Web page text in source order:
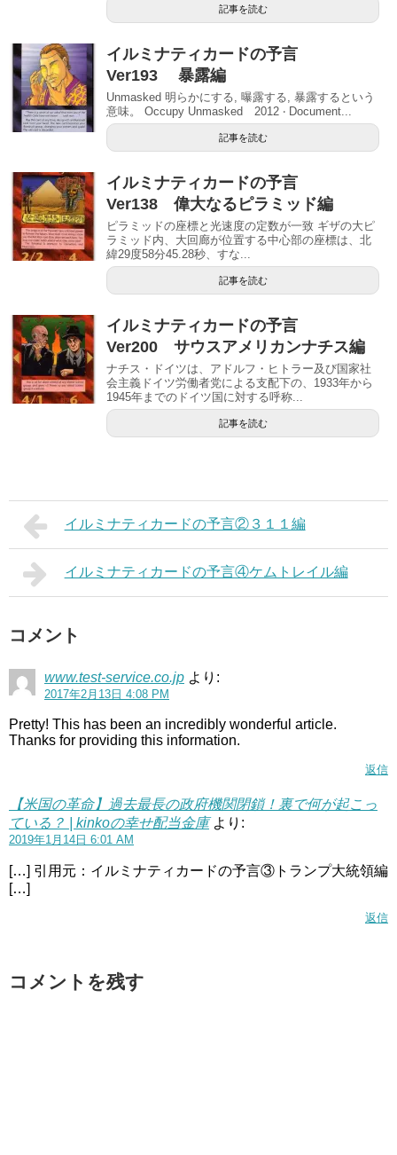
記事を読む
イルミナティカードの予言
Ver193 暴露編
Unmasked 明らかにする, 曝露する, 暴露するという
意味。 Occupy Unmasked 2012 ‧ Document...
記事を読む
イルミナティカードの予言
Ver138 偉大なるピラミッド編
ピラミッドの座標と光速度の定数が一致 ギザの大ピ
ラミッド内、大回廊が位置する中心部の座標は、北
緯29度58分45.28秒、すな...
記事を読む
イルミナティカードの予言
Ver200 サウスアメリカンナチス編
ナチス・ドイツは、アドルフ・ヒトラー及び国家社
会主義ドイツ労働者党による支配下の、1933年から
1945年までのドイツ国に対する呼称...
記事を読む
イルミナティカードの予言②３１１編
イルミナティカードの予言④ケムトレイル編
コメント
www.test-service.co.jp より:
2017年2月13日 4:08 PM
Pretty! This has been an incredibly wonderful article.
Thanks for providing this information.
返信
【米国の革命】過去最長の政府機関閉鎖！裏で何が起こっ
ている？ | kinkoの幸せ配当金庫 より:
2019年1月14日 6:01 AM
[…] 引用元：イルミナティカードの予言③トランプ大統領編
[…]
返信
コメントを残す